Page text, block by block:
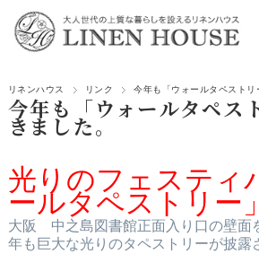
リネンハウス リンク 今年も「ウォールタペストリ
今年も「ウォールタペス
きました。
光りのフェスティ
ールタペストリー」
大阪 中之島図書館正面入り口の壁面
年も巨大な光りのタペストリーが披露